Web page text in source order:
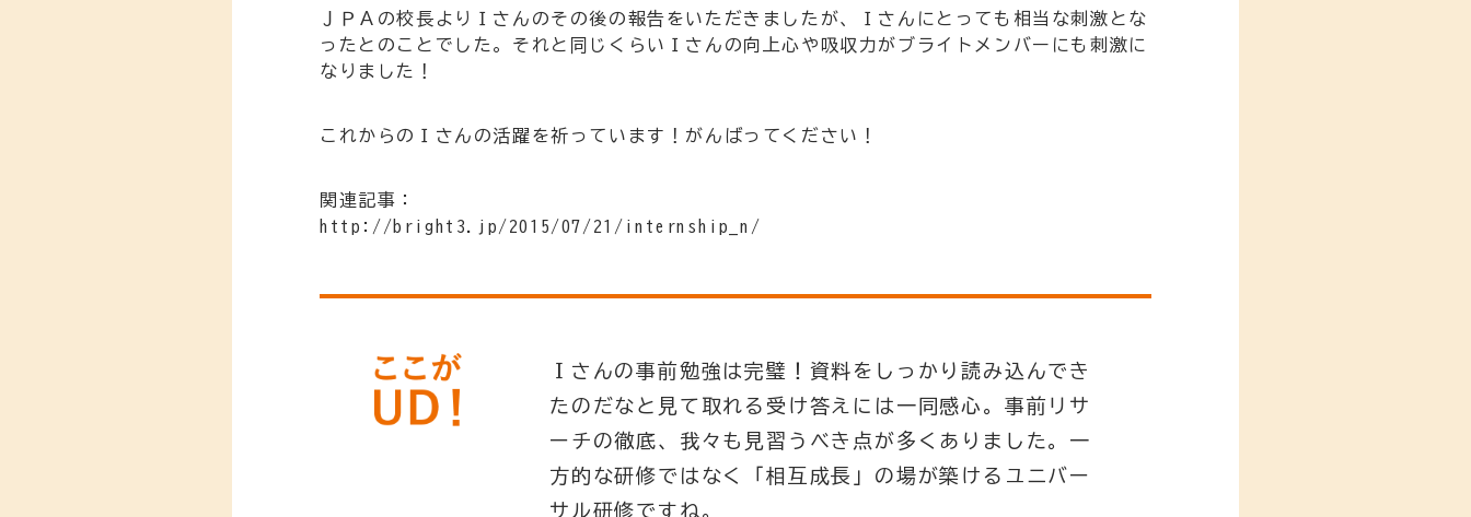
ＪＰＡの校長よりＩさんのその後の報告をいただきましたが、Ｉさんにとっても相当な刺激とな
ったとのことでした。それと同じくらいＩさんの向上心や吸収力がブライトメンバーにも刺激に
なりました！
これからのＩさんの活躍を祈っています！がんばってください！
関連記事：
http://bright3.jp/2015/07/21/internship_n/
Ｉさんの事前勉強は完璧！資料をしっかり読み込んでき
たのだなと見て取れる受け答えには一同感心。事前リサ
ーチの徹底、我々も見習うべき点が多くありました。一
方的な研修ではなく「相互成長」の場が築けるユニバー
サル研修ですね。